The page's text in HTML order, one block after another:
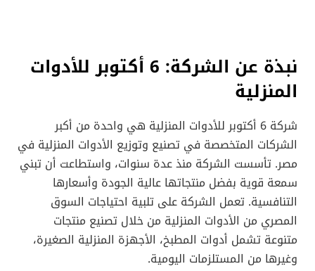
نبذة عن الشركة: 6 أكتوبر للأدوات
المنزلية
شركة 6 أكتوبر للأدوات المنزلية هي واحدة من أكبر
الشركات المتخصصة في تصنيع وتوزيع الأدوات المنزلية في
مصر. تأسست الشركة منذ عدة سنوات، واستطاعت أن تبني
سمعة قوية بفضل منتجاتها عالية الجودة وأسعارها
التنافسية. تعمل الشركة على تلبية احتياجات السوق
المصري من الأدوات المنزلية من خلال تصنيع منتجات
متنوعة تشمل أدوات المطبخ، الأجهزة المنزلية الصغيرة،
وغيرها من المستلزمات اليومية.